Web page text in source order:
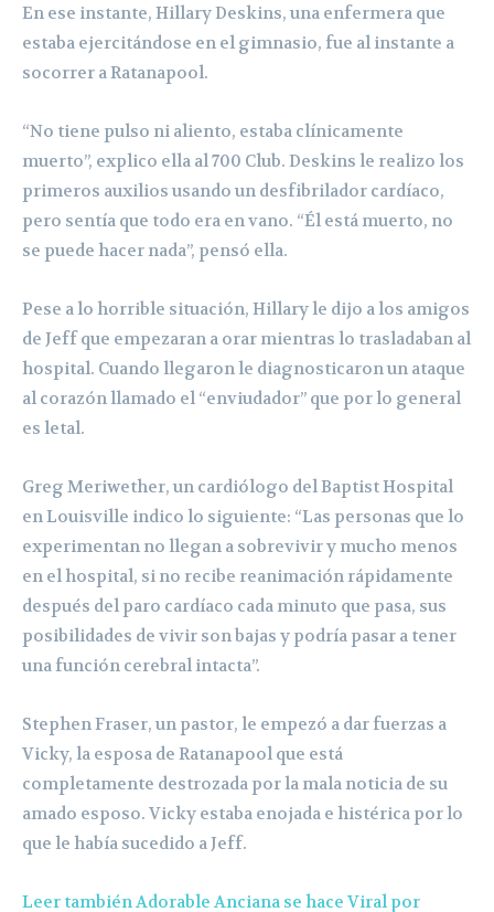
En ese instante, Hillary Deskins, una enfermera que
estaba ejercitándose en el gimnasio, fue al instante a
socorrer a Ratanapool.
“No tiene pulso ni aliento, estaba clínicamente
muerto”, explico ella al 700 Club. Deskins le realizo los
primeros auxilios usando un desfibrilador cardíaco,
pero sentía que todo era en vano. “Él está muerto, no
se puede hacer nada”, pensó ella.
Pese a lo horrible situación, Hillary le dijo a los amigos
de Jeff que empezaran a orar mientras lo trasladaban al
hospital. Cuando llegaron le diagnosticaron un ataque
al corazón llamado el “enviudador” que por lo general
es letal.
Greg Meriwether, un cardiólogo del Baptist Hospital
en Louisville indico lo siguiente: “Las personas que lo
experimentan no llegan a sobrevivir y mucho menos
en el hospital, si no recibe reanimación rápidamente
después del paro cardíaco cada minuto que pasa, sus
posibilidades de vivir son bajas y podría pasar a tener
una función cerebral intacta”.
Stephen Fraser, un pastor, le empezó a dar fuerzas a
Vicky, la esposa de Ratanapool que está
completamente destrozada por la mala noticia de su
amado esposo. Vicky estaba enojada e histérica por lo
que le había sucedido a Jeff.
Leer también Adorable Anciana se hace Viral por